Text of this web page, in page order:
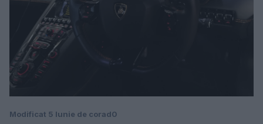
Modificat 5 Iunie de corad0